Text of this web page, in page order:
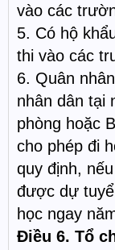
vào các
5. Có hộ
thi vào các
6. Quân
nhân dân tại
phòng hoặc
cho phép đi
quy định,
được dự
học ngay
Điều 6. Tổ